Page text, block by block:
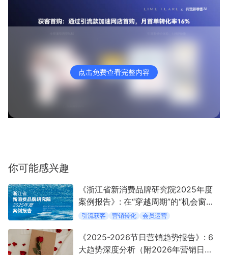
点击免费查看完整内容
你可能感兴趣
《浙江省新消费品牌研究院2025年度
案例报告》: 在“穿越周期”的“机会窗口”
中定义新消费
引流获客 营销转化 会员运营
《2025-2026节日营销趋势报告》: 6
大趋势深度分析（附2026年营销日